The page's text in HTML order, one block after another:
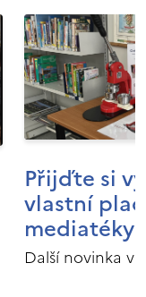
Přijďte si
vlastní
mediatéky
Další novinka v